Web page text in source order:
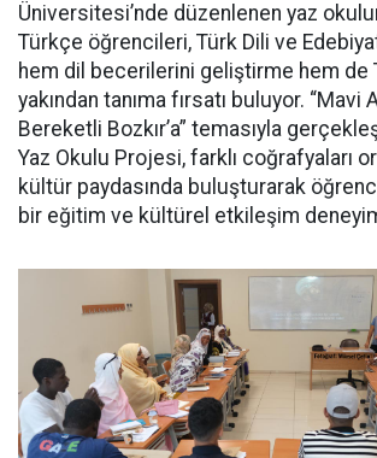
Üniversitesi’nde düzenlenen yaz
Türkçe öğrencileri, Türk Dili ve
hem dil becerilerini geliştirme hem de
yakından tanıma fırsatı buluyor. “Mavi
Bereketli Bozkır’a” temasıyla
Yaz Okulu Projesi, farklı coğrafyaları
kültür paydasında buluşturarak
bir eğitim ve kültürel etkileşim